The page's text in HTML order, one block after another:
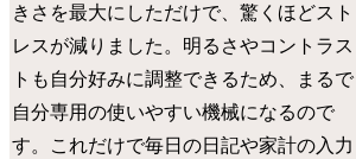
きさを最大にしただけで、驚くほどスト
レスが減りました。明るさやコントラス
トも自分好みに調整できるため、まるで
自分専用の使いやすい機械になるので
す。これだけで毎日の日記や家計の入力